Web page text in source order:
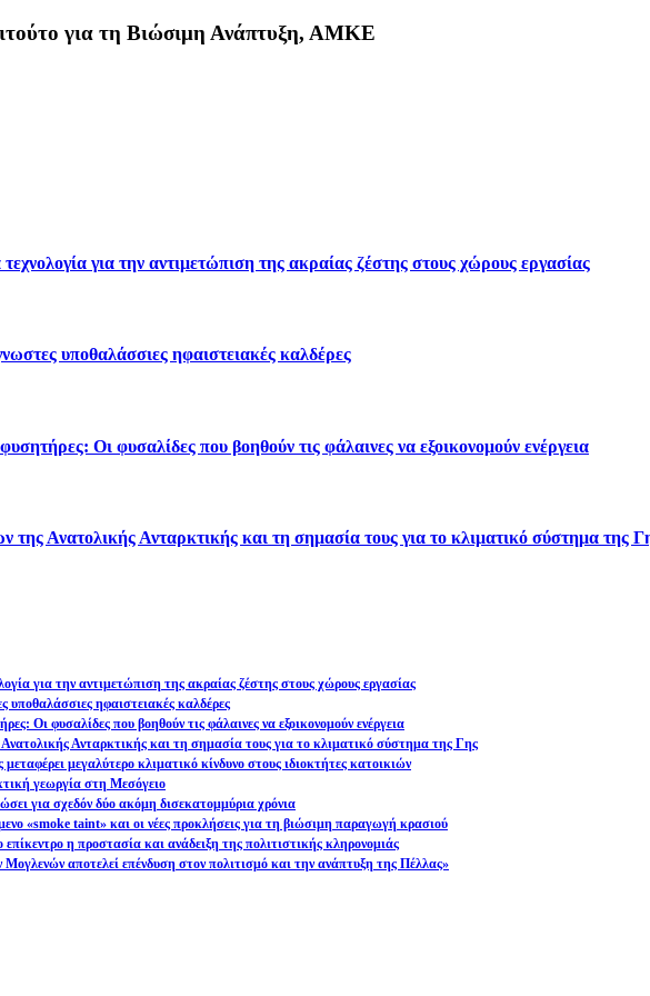
για τη Βιώσιμη Ανάπτυξη, ΑΜΚΕ
για την αντιμετώπιση της ακραίας ζέστης στους χώρους εργασίας
υποθαλάσσιες ηφαιστειακές καλδέρες
Οι φυσαλίδες που βοηθούν τις φάλαινες να εξοικονομούν ενέργεια
της Ανατολικής Ανταρκτικής και τη σημασία τους για το κλιματικό σύστημα της
για την αντιμετώπιση της ακραίας ζέστης στους χώρους εργασίας
υποθαλάσσιες ηφαιστειακές καλδέρες
Οι φυσαλίδες που βοηθούν τις φάλαινες να εξοικονομούν ενέργεια
Ανταρκτικής και τη σημασία τους για το κλιματικό σύστημα της Γης
μεγαλύτερο κλιματικό κίνδυνο στους ιδιοκτήτες κατοικιών
γεωργία στη Μεσόγειο
για σχεδόν δύο ακόμη δισεκατομμύρια χρόνια
«smoke taint» και οι νέες προκλήσεις για τη βιώσιμη παραγωγή κρασιού
η προστασία και ανάδειξη της πολιτιστικής κληρονομιάς
αποτελεί επένδυση στον πολιτισμό και την ανάπτυξη της Πέλλας»